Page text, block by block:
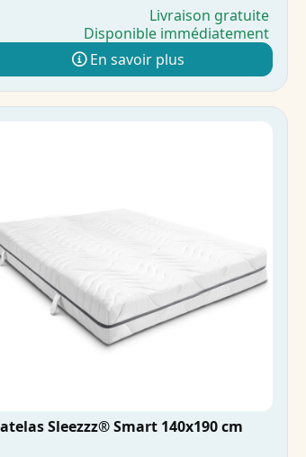
Livraison gratuite
Disponible immédiatement
En savoir plus
Sleezzz® Smart 140x190 cm